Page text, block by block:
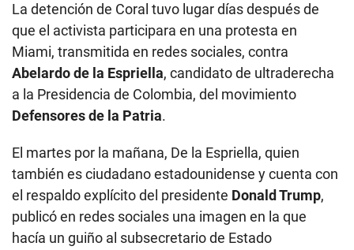
La detención de Coral tuvo lugar días después de
que el activista participara en una protesta en
Miami, transmitida en redes sociales, contra
Abelardo de la Espriella, candidato de ultraderecha
a la Presidencia de Colombia, del movimiento
Defensores de la Patria.
El martes por la mañana, De la Espriella, quien
también es ciudadano estadounidense y cuenta con
el respaldo explícito del presidente Donald Trump,
publicó en redes sociales una imagen en la que
hacía un guiño al subsecretario de Estado